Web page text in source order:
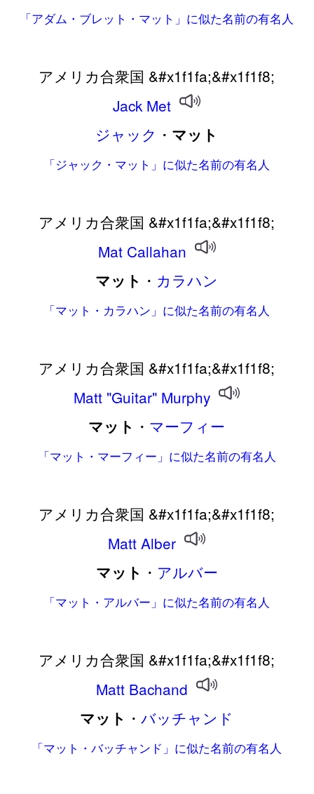
「アダム・ブレット・マット」に似た名前の有名人
アメリカ合衆国 &#x1f1fa;&#x1f1f8;
Jack Met
ジャック ・ マット
「ジャック・マット」に似た名前の有名人
アメリカ合衆国 &#x1f1fa;&#x1f1f8;
Mat Callahan
マット ・ カラハン
「マット・カラハン」に似た名前の有名人
アメリカ合衆国 &#x1f1fa;&#x1f1f8;
Matt "Guitar" Murphy
マット ・ マーフィー
「マット・マーフィー」に似た名前の有名人
アメリカ合衆国 &#x1f1fa;&#x1f1f8;
Matt Alber
マット ・ アルバー
「マット・アルバー」に似た名前の有名人
アメリカ合衆国 &#x1f1fa;&#x1f1f8;
Matt Bachand
マット ・バッチャンド
「マット・バッチャンド」に似た名前の有名人